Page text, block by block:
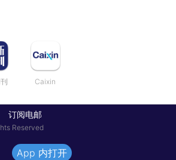
Caixin
订阅电邮
Reserved
App 内打开